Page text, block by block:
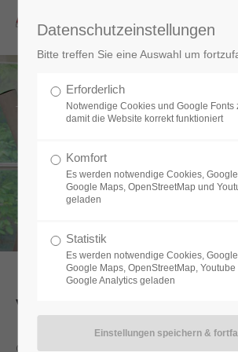
Villa Sonnegg,
Objekt: Villa Sonnegg
Datenschutzeinstellungen
Bitte treffen Sie eine Auswahl um
Erforderlich
Notwendige Cookies und Google Fonts
damit die Website korrekt funktioniert
Komfort
Es werden notwendige Cookies,
Google Maps, OpenStreetMap und
geladen
Statistik
Es werden notwendige Cookies,
Google Maps, OpenStreetMap, Youtube
Google Analytics geladen